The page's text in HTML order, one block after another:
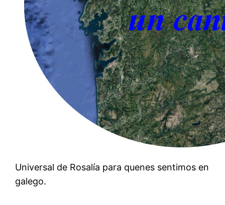
Universal de Rosalía para quenes sentimos en
galego.